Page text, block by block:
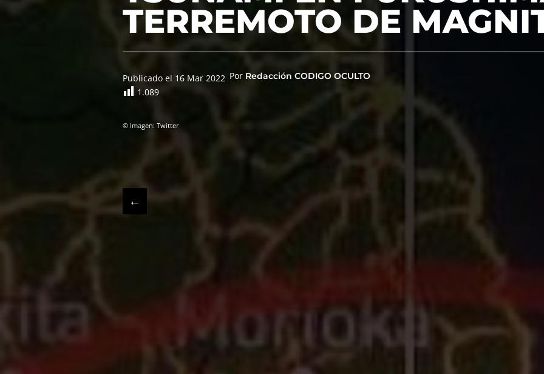
TERREMOTO DE
Publicado el 16 Mar 2022 Por Redacción CODIGO OCULTO
1.089
© Imagen: Twitter
←